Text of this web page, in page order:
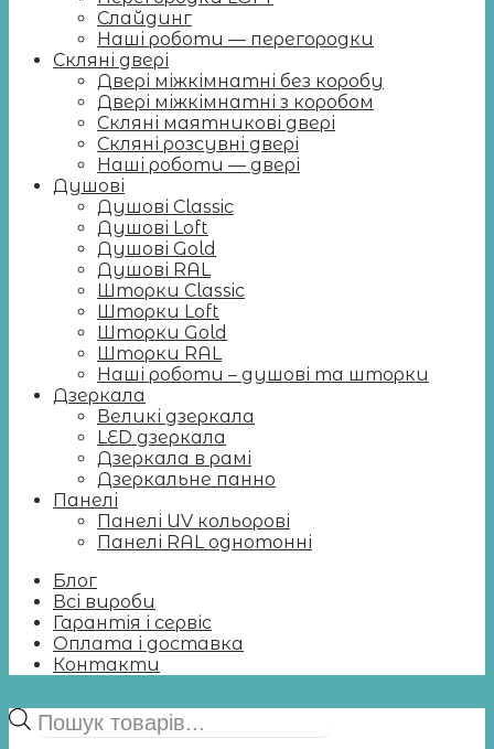
Слайдинг
Наші роботи — перегородки
Скляні двері
Двері міжкімнатні без коробу
Двері міжкімнатні з коробом
Скляні маятникові двері
Скляні розсувні двері
Наші роботи — двері
Душові
Душові Classic
Душові Loft
Душові Gold
Душові RAL
Шторки Classic
Шторки Loft
Шторки Gold
Шторки RAL
Наші роботи – душові та шторки
Дзеркала
Великі дзеркала
LED дзеркала
Дзеркала в рамі
Дзеркальне панно
Панелі
Панелі UV кольорові
Панелі RAL однотонні
Блог
Всі вироби
Гарантія і сервіс
Оплата і доставка
Контакти
Пошук
товарів